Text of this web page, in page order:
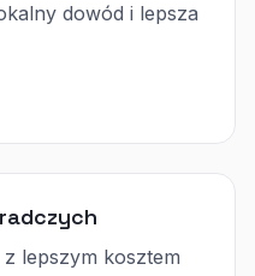
dowód i lepsza
lepszym kosztem